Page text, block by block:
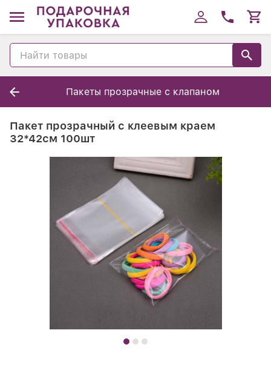
Пакеты прозрачные с клапаном
Пакет прозрачный с клеевым краем
32*42см 100шт